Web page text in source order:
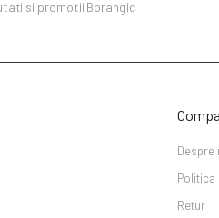
si promotii Borangic
Despre
Politica
Retur